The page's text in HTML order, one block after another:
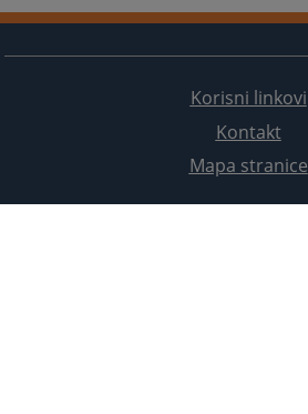
Korisni linkovi
Kontakt
Mapa stranice